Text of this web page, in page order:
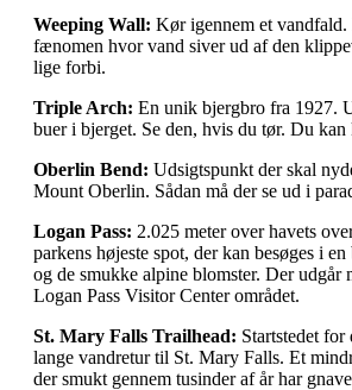
Weeping Wall: Kør igennem et
fænomen hvor vand siver ud af den
lige forbi.
Triple Arch: En unik bjergbro fra 1927.
buer i bjerget. Se den, hvis du tør. Du kan
Oberlin Bend: Udsigtspunkt der skal
Mount Oberlin. Sådan må der se ud i
Logan Pass: 2.025 meter over havets
parkens højeste spot, der kan besøges i
og de smukke alpine blomster. Der udgår
Logan Pass Visitor Center området.
St. Mary Falls Trailhead: Startstedet for
lange vandretur til St. Mary Falls. Et
der smukt gennem tusinder af år har